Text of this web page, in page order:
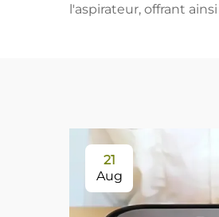
l'aspirateur, offrant
21
Aug